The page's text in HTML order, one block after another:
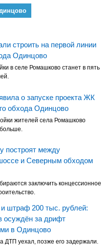
строить на первой линии
Одинцово
в селе Ромашково станет в пять
о запуске проекта ЖК
обхода Одинцово
жителей села Ромашково
построят между
и Северным обходом
заключить концессионное
и штраф 200 тыс. рублей:
осуждён за дрифт
в Одинцово
ДТП уехал, позже его задержали.